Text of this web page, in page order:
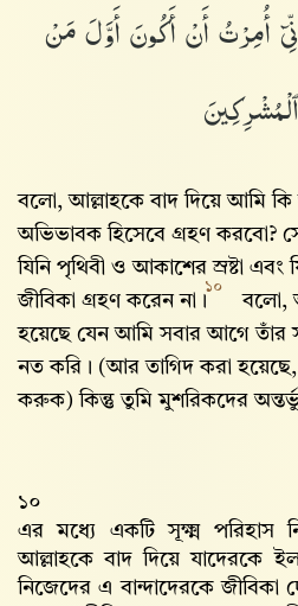
أُمِرْتُ أَنْ أَكُونَ أَوَّلَ مَنْ
বলো, আল্লাহকে বাদ দিয়ে আমি
অভিভাবক হিসেবে গ্রহণ করবো?
যিনি পৃথিবী ও আকাশের স্রষ্টা এবং
জীবিকা গ্রহণ করেন না।
১০
বলো,
হয়েছে যেন আমি সবার আগে তাঁর
নত করি। (আর তাগিদ করা
করুক) কিন্তু তুমি মুশরিকদের
১০
এর মধ্যে একটি সূক্ষ্ম পরিহাস
আল্লাহকে বাদ দিয়ে যাদেরকে
নিজেদের এ বান্দাদেরকে জীবিকা